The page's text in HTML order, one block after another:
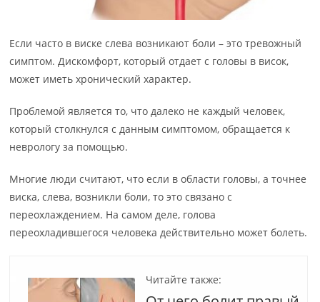
Если часто в виске слева возникают боли – это тревожный
симптом. Дискомфорт, который отдает с головы в висок,
может иметь хронический характер.
Проблемой является то, что далеко не каждый человек,
который столкнулся с данным симптомом, обращается к
неврологу за помощью.
Многие люди считают, что если в области головы, а точнее
виска, слева, возникли боли, то это связано с
переохлаждением. На самом деле, голова
переохладившегося человека действительно может болеть.
Читайте также: